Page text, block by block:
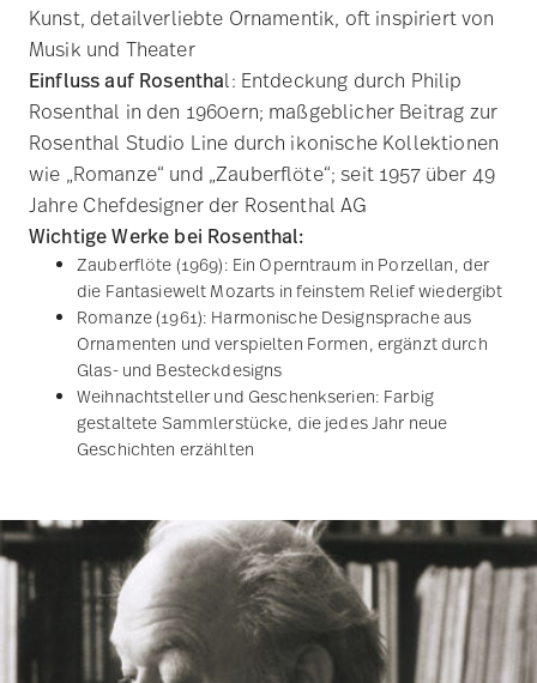
Zauberflöte (1969): Ein Operntraum in Porzellan, der
die Fantasiewelt Mozarts in feinstem Relief wiedergibt
Ornamenten und verspielten Formen, ergänzt durch
Glas- und Besteckdesigns
Weihnachtsteller und Geschenkserien: Farbig
gestaltete Sammlerstücke, die jedes Jahr neue
Geschichten erzählten